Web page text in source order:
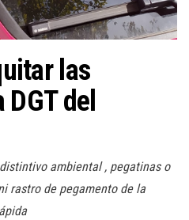
las
del
ambiental , pegatinas o
rastro de pegamento de la